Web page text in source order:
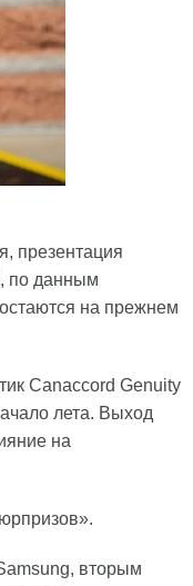
презентация
по данным
остаются на прежнем
Canaccord Genuity
лета. Выход
на
вторым